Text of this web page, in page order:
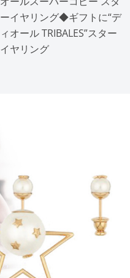
ーイヤリング◆ギフトに“デ
ィオール TRIBALES”スター
イヤリング